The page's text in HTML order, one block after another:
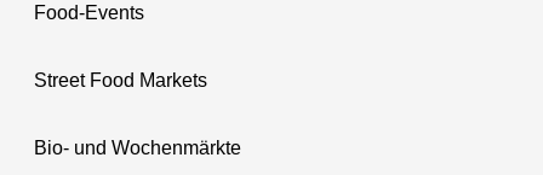
Food-Events
Street Food Markets
Bio- und Wochenmärkte